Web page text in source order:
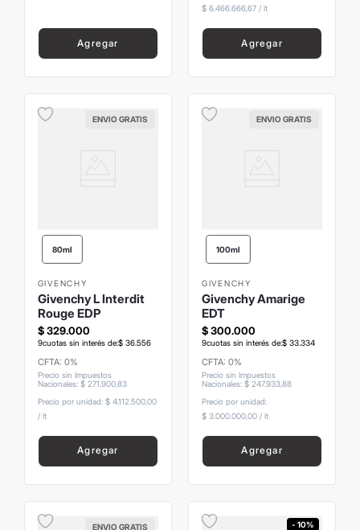
Agregar
$ 6.466.666,67 / lt
Agregar
ENVIO GRATIS
80ml
GIVENCHY
Givenchy L Interdit
Rouge EDP
$ 329.000
9cuotas sin interés de:$ 36.556
CFTA: 0%
Precio sin Impuestos
Nacionales: $ 271 900,83
Precio por unidad: $ 4.112.500,00
/ lt
Agregar
ENVIO GRATIS
100ml
GIVENCHY
Givenchy Amarige
EDT
$300.000
9cuotas sin interés de:$ 33334
CFTA: 0%
Precio sin Impuestos
Nacionales: $ 247.93388
Precio por unidad:
$ 3.000.000,00 / lt
Agregar
ENVIO GRATIS
- 10%